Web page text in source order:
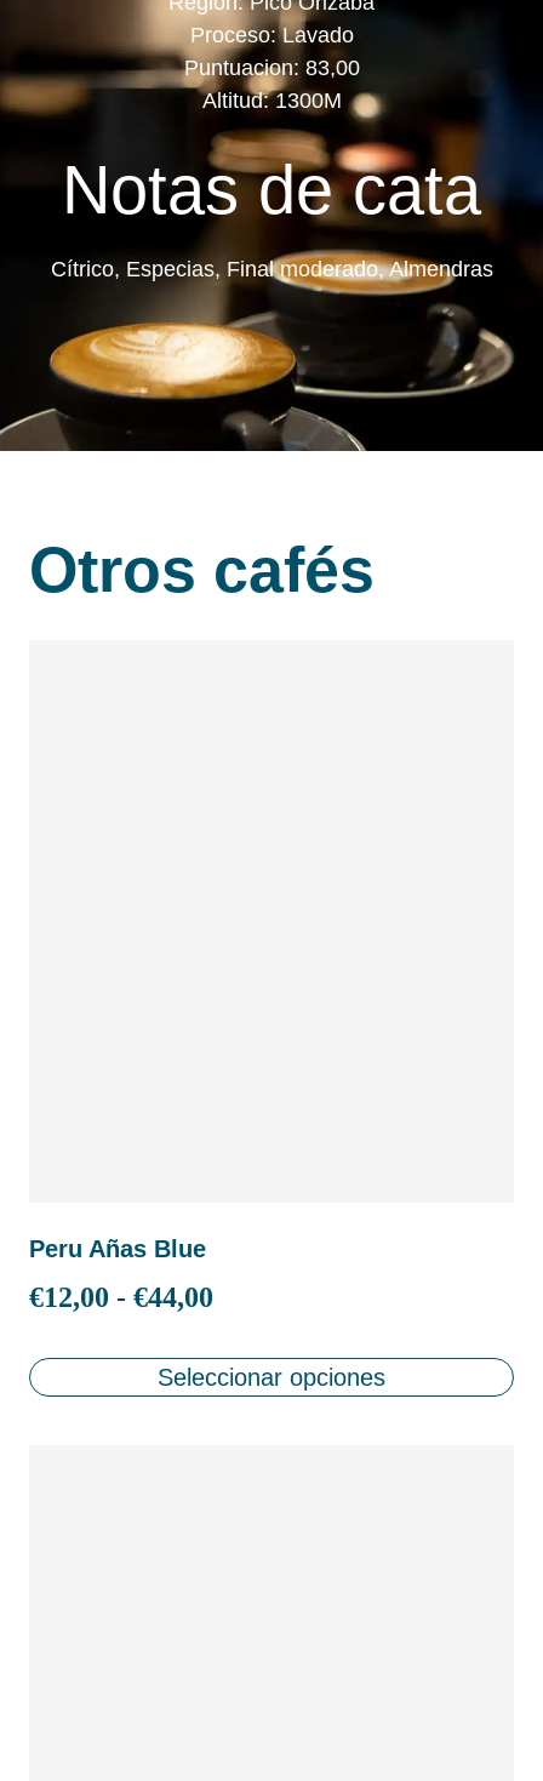
Proceso: Lavado
Puntuacion: 83,00
Altitud: 1300M
Notas de cata
Cítrico, Especias, Final moderado, Almendras
Otros cafés
Peru Añas Blue
€12,00 - €44,00
Seleccionar opciones